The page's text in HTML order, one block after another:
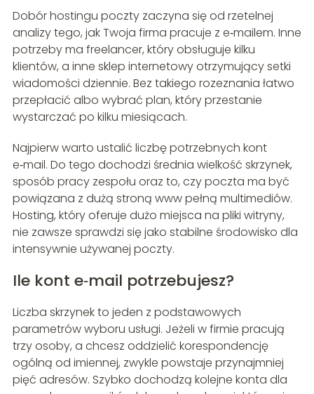
Dobór hostingu poczty zaczyna się od rzetelnej
analizy tego, jak Twoja firma pracuje z e‑mailem. Inne
potrzeby ma freelancer, który obsługuje kilku
klientów, a inne sklep internetowy otrzymujący setki
wiadomości dziennie. Bez takiego rozeznania łatwo
przepłacić albo wybrać plan, który przestanie
wystarczać po kilku miesiącach.
Najpierw warto ustalić liczbę potrzebnych kont
e‑mail. Do tego dochodzi średnia wielkość skrzynek,
sposób pracy zespołu oraz to, czy poczta ma być
powiązana z dużą stroną www pełną multimediów.
Hosting, który oferuje dużo miejsca na pliki witryny,
nie zawsze sprawdzi się jako stabilne środowisko dla
intensywnie używanej poczty.
Ile kont e‑mail potrzebujesz?
Liczba skrzynek to jeden z podstawowych
parametrów wyboru usługi. Jeżeli w firmie pracują
trzy osoby, a chcesz oddzielić korespondencję
ogólną od imiennej, zwykle powstaje przynajmniej
pięć adresów. Szybko dochodzą kolejne konta dla